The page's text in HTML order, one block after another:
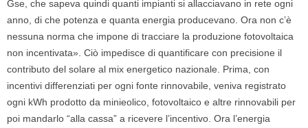
Gse, che sapeva quindi quanti impianti si allacciavano in rete ogni
anno, di che potenza e quanta energia producevano. Ora non c’è
nessuna norma che impone di tracciare la produzione fotovoltaica
non incentivata». Ciò impedisce di quantificare con precisione il
contributo del solare al mix energetico nazionale. Prima, con
incentivi differenziati per ogni fonte rinnovabile, veniva registrato
ogni kWh prodotto da minieolico, fotovoltaico e altre rinnovabili per
poi mandarlo “alla cassa” a ricevere l’incentivo. Ora l’energia